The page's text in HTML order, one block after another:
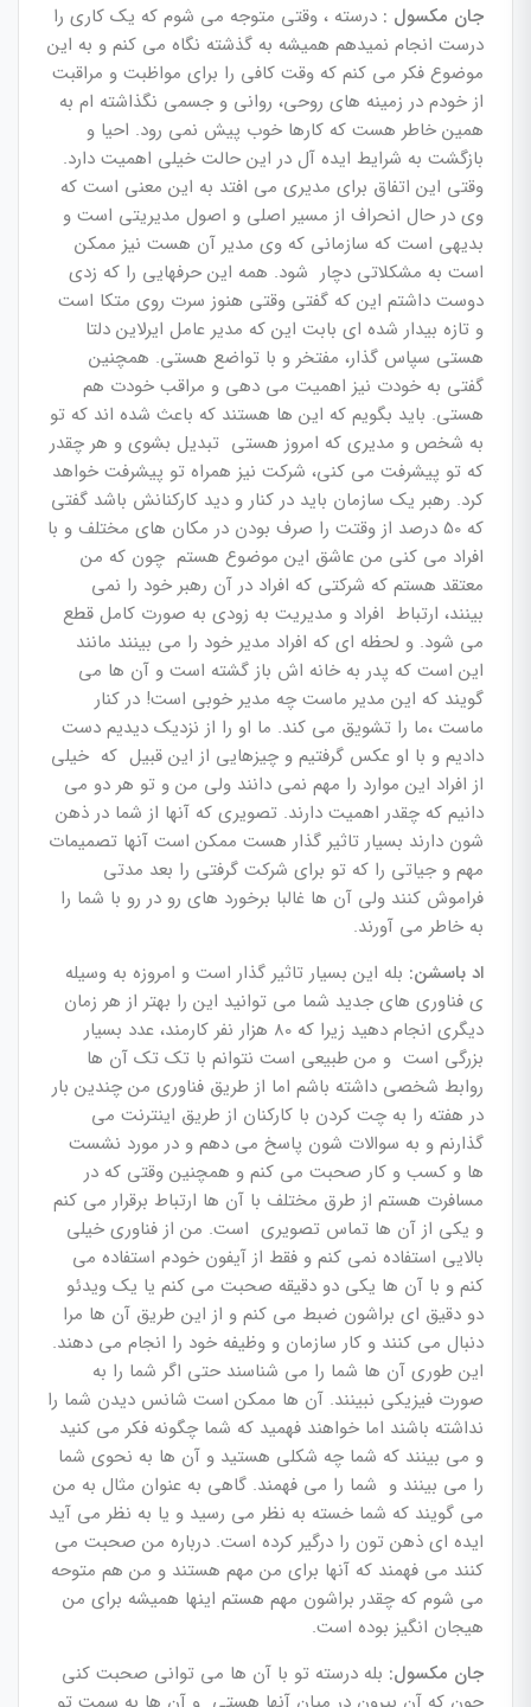
جان مکسول : درسته ، وقتی متوجه می شوم که یک کاری را
درست انجام نمیدهم همیشه به گذشته نگاه می کنم و به این
موضوع فکر می کنم که وقت کافی را برای مواظبت و مراقبت
از خودم در زمینه های روحی، روانی و جسمی نگذاشته ام به
همین خاطر هست که کارها خوب پیش نمی رود. احیا و
بازگشت به شرایط ایده آل در این حالت خیلی اهمیت دارد.
وقتی این اتفاق برای مدیری می افتد به این معنی است که
وی در حال انحراف از مسیر اصلی و اصول مدیریتی است و
بدیهی است که سازمانی که وی مدیر آن هست نیز ممکن
است به مشکلاتی دچار شود. همه این حرفهایی را که زدی
دوست داشتم این که گفتی وقتی هنوز سرت روی متکا است
و تازه بیدار شده ای بابت این که مدیر عامل ایرلاین دلتا
هستی سپاس گذار، مفتخر و با تواضع هستی. همچنین
گفتی به خودت نیز اهمیت می دهی و مراقب خودت هم
هستی. باید بگویم که این ها هستند که باعث شده اند که تو
به شخص و مدیری که امروز هستی تبدیل بشوی و هر چقدر
که تو پیشرفت می کنی، شرکت نیز همراه تو پیشرفت خواهد
کرد. رهبر یک سازمان باید در کنار و دید کارکنانش باشد گفتی
که 50 درصد از وقتت را صرف بودن در مکان های مختلف و با
افراد می کنی من عاشق این موضوع هستم چون که من
معتقد هستم که شرکتی که افراد در آن رهبر خود را نمی
بینند، ارتباط افراد و مدیریت به زودی به صورت کامل قطع
می شود. و لحظه ای که افراد مدیر خود را می بینند مانند
این است که پدر به خانه اش باز گشته است و آن ها می
گویند که این مدیر ماست چه مدیر خوبی است! در کنار
ماست ،ما را تشویق می کند. ما او را از نزدیک دیدیم دست
دادیم و با او عکس گرفتیم و چیزهایی از این قبیل که خیلی
از افراد این موارد را مهم نمی دانند ولی من و تو هر دو می
دانیم که چقدر اهمیت دارند. تصویری که آنها از شما در ذهن
شون دارند بسیار تاثیر گذار هست ممکن است آنها تصمیمات
مهم و جیاتی را که تو برای شرکت گرفتی را بعد مدتی
فراموش کنند ولی آن ها غالبا برخورد های رو در رو با شما را
به خاطر می آورند.
اد باسشن: بله این بسیار تاثیر گذار است و امروزه به وسیله
ی فناوری های جدید شما می توانید این را بهتر از هر زمان
دیگری انجام دهید زیرا که 80 هزار نفر کارمند، عدد بسیار
بزرگی است و من طبیعی است نتوانم با تک تک آن ها
روابط شخصی داشته باشم اما از طریق فناوری من چندین بار
در هفته را به چت کردن با کارکنان از طریق اینترنت می
گذارنم و به سوالات شون پاسخ می دهم و در مورد نشست
ها و کسب و کار صحبت می کنم و همچنین وقتی که در
مسافرت هستم از طرق مختلف با آن ها ارتباط برقرار می کنم
و یکی از آن ها تماس تصویری است. من از فناوری خیلی
بالایی استفاده نمی کنم و فقط از آیفون خودم استفاده می
کنم و با آن ها یکی دو دقیقه صحبت می کنم یا یک ویدئو
دو دقیق ای براشون ضبط می کنم و از این طریق آن ها مرا
دنبال می کنند و کار سازمان و وظیفه خود را انجام می دهند.
این طوری آن ها شما را می شناسند حتی اگر شما را به
صورت فیزیکی نبینند. آن ها ممکن است شانس دیدن شما را
نداشته باشند اما خواهند فهمید که شما چگونه فکر می کنید
و می بینند که شما چه شکلی هستید و آن ها به نحوی شما
را می بینند و شما را می فهمند. گاهی به عنوان مثال به من
می گویند که شما خسته به نظر می رسید و یا به نظر می آید
ایده ای ذهن تون را درگیر کرده است. درباره من صحبت می
کنند می فهمند که آنها برای من مهم هستند و من هم متوحه
می شوم که چقدر براشون مهم هستم اینها همیشه برای من
هیجان انگیز بوده است.
جان مکسول: بله درسته تو با آن ها می توانی صحبت کنی